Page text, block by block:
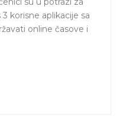
korisne aplikacije sa
online časove i